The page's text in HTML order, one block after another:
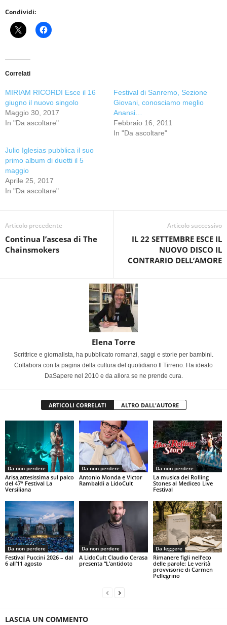
Condividi:
Correlati
MIRIAM RICORDI Esce il 16
giugno il nuovo singolo
Maggio 30, 2017
In "Da ascoltare"
Festival di Sanremo, Sezione
Giovani, conosciamo meglio
Anansi…
Febbraio 16, 2011
In "Da ascoltare"
Julio Iglesias pubblica il suo
primo album di duetti il 5
maggio
Aprile 25, 2017
In "Da ascoltare"
Articolo precedente
Continua l’ascesa di The
Chainsmokers
Articolo successivo
IL 22 SETTEMBRE ESCE IL
NUOVO DISCO IL
CONTRARIO DELL’AMORE
Elena Torre
Scrittrice e giornalista, ha pubblicato romanzi, saggi e storie per bambini.
Collabora con la pagina della cultura del quotidiano Il Tirreno. Ha ideato
DaSapere nel 2010 e da allora se ne prende cura.
ARTICOLI CORRELATI ALTRO DALL'AUTORE
Da non perdere
Arisa,attesissima sul palco
del 47° Festival La
Versiliana
Da non perdere
Antonio Monda e Victor
Rambaldi a LidoCult
Da non perdere
La musica dei Rolling
Stones al Mediceo Live
Festival
Da non perdere
Festival Puccini 2026 – dal
6 all’11 agosto
Da non perdere
A LidoCult Claudio Cerasa
presenta “L’antidoto
Da leggere
Rimanere figli nell’eco
delle parole: Le verità
provvisorie di Carmen
Pellegrino
LASCIA UN COMMENTO